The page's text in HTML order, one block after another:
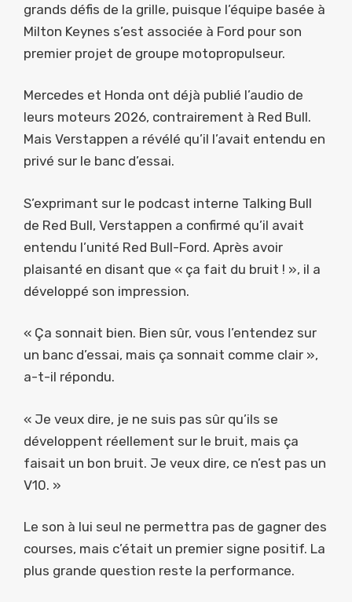
grands défis de la grille, puisque l’équipe basée à
Milton Keynes s’est associée à Ford pour son
premier projet de groupe motopropulseur.
Mercedes et Honda ont déjà publié l’audio de
leurs moteurs 2026, contrairement à Red Bull.
Mais Verstappen a révélé qu’il l’avait entendu en
privé sur le banc d’essai.
S’exprimant sur le podcast interne Talking Bull
de Red Bull, Verstappen a confirmé qu’il avait
entendu l’unité Red Bull-Ford. Après avoir
plaisanté en disant que « ça fait du bruit ! », il a
développé son impression.
« Ça sonnait bien. Bien sûr, vous l’entendez sur
un banc d’essai, mais ça sonnait comme clair »,
a-t-il répondu.
« Je veux dire, je ne suis pas sûr qu’ils se
développent réellement sur le bruit, mais ça
faisait un bon bruit. Je veux dire, ce n’est pas un
V10. »
Le son à lui seul ne permettra pas de gagner des
courses, mais c’était un premier signe positif. La
plus grande question reste la performance.